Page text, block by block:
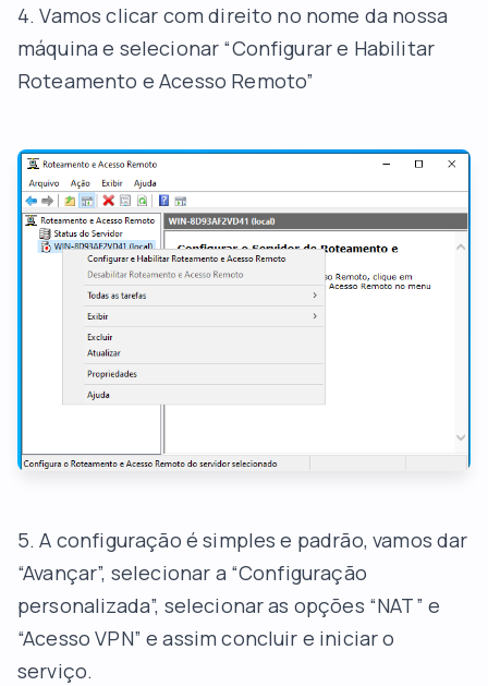
4. Vamos clicar com direito no nome da nossa
máquina e selecionar “Configurar e Habilitar
Roteamento e Acesso Remoto”
5. A configuração é simples e padrão, vamos dar
“Avançar”, selecionar a “Configuração
personalizada”, selecionar as opções “NAT” e
“Acesso VPN” e assim concluir e iniciar o
serviço.